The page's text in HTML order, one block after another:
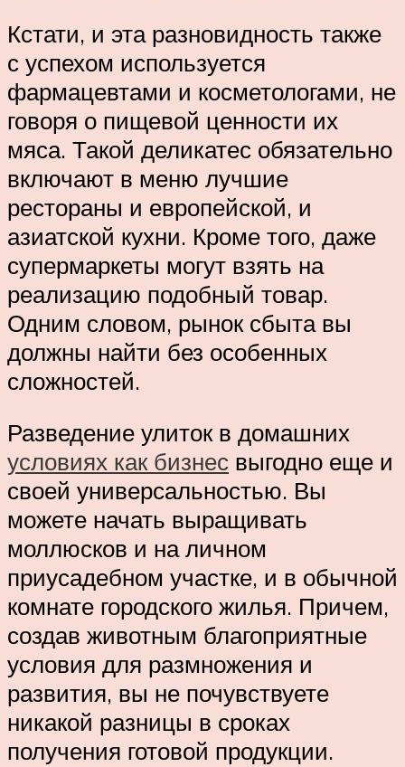
Кстати, и эта разновидность также
с успехом используется
фармацевтами и косметологами, не
говоря о пищевой ценности их
мяса. Такой деликатес обязательно
включают в меню лучшие
рестораны и европейской, и
азиатской кухни. Кроме того, даже
супермаркеты могут взять на
реализацию подобный товар.
Одним словом, рынок сбыта вы
должны найти без особенных
сложностей.
Разведение улиток в домашних
условиях как бизнес выгодно еще и
своей универсальностью. Вы
можете начать выращивать
моллюсков и на личном
приусадебном участке, и в обычной
комнате городского жилья. Причем,
создав животным благоприятные
условия для размножения и
развития, вы не почувствуете
никакой разницы в сроках
получения готовой продукции.